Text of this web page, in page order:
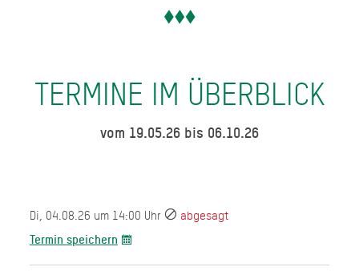
TERMINE IM ÜBERBLICK
vom 19.05.26 bis 06.10.26
Di, 04.08.26 um 14:00 Uhr
abgesagt
Termin speichern